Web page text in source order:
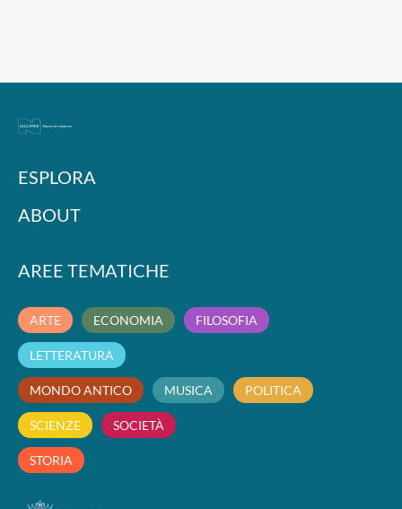
ESPLORA
ABOUT
AREE TEMATICHE
ARTE ECONOMIA FILOSOFIA
LETTERATURA
MONDO ANTICO MUSICA POLITICA
SCIENZE SOCIETÀ
STORIA